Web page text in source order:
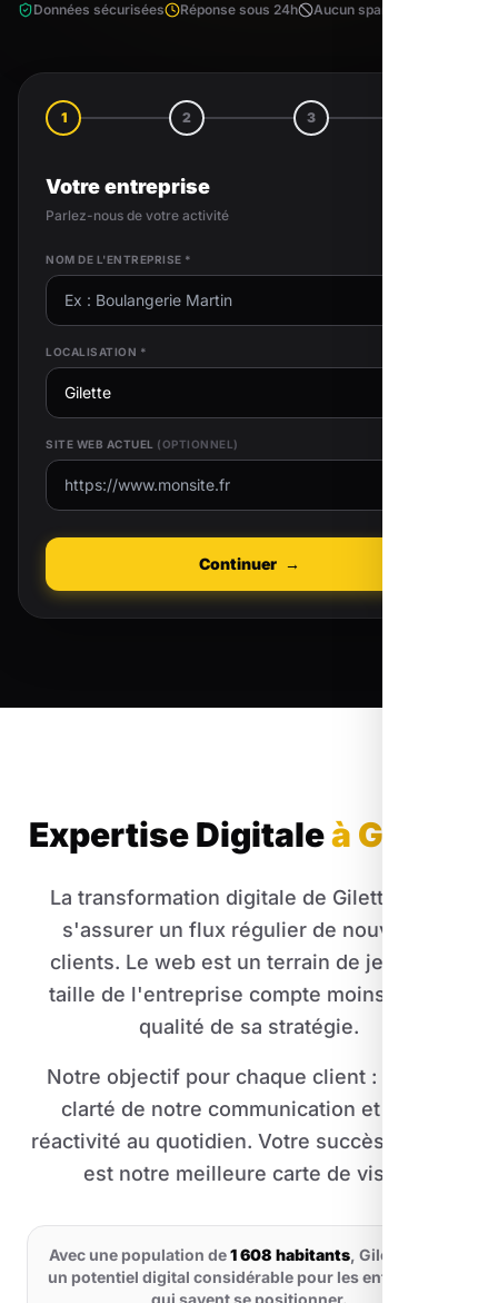
Données sécurisées Réponse sous 24h Aucun spam
1 2 3
Votre entreprise
Parlez-nous de votre activité
NOM DE L'ENTREPRISE *
LOCALISATION *
SITE WEB ACTUEL (OPTIONNEL)
Continuer →
Expertise Digitaleà Gilette
La transformation digitale de Gilette c'est
s'assurer un flux régulier de nouveaux
clients. Le web est un terrain de jeu où la
taille de l'entreprise compte moins que la
qualité de sa stratégie.
Notre objectif pour chaque client : c'est la
clarté de notre communication et notre
réactivité au quotidien. Votre succès en ligne
est notre meilleure carte de visite.
Avec une population de1 608 habitants, Gilette offre
un potentiel digital considérable pour les entreprises